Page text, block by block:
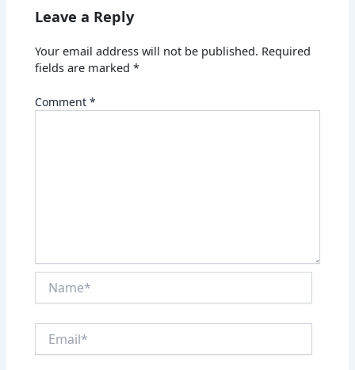
Leave a Reply
Your email address will not be published. Required
fields are marked*
Comment*